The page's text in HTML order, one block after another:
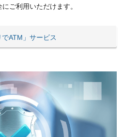
ご利用いただけます。
でATM」サービス